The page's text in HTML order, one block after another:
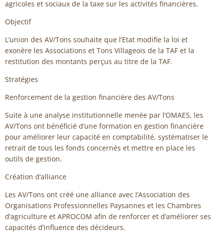
agricoles et sociaux de la taxe sur les activités financières.
Objectif
L’union des AV/Tons souhaite que l’Etat modifie la loi et
exonère les Associations et Tons Villageois de la TAF et la
restitution des montants perçus au titre de la TAF.
Stratégies
Renforcement de la gestion financière des AV/Tons
Suite à une analyse institutionnelle menée par l’OMAES, les
AV/Tons ont bénéficié d’une formation en gestion financière
pour améliorer leur capacité en comptabilité, systématiser le
retrait de tous les fonds concernés et mettre en place les
outils de gestion.
Création d’alliance
Les AV/Tons ont créé une alliance avec l’Association des
Organisations Professionnelles Paysannes et les Chambres
d’agriculture et APROCOM afin de renforcer et d’améliorer ses
capacités d’influence des décideurs.